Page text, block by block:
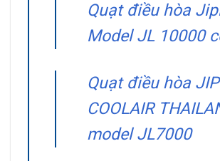
Quạt điều hòa
Model JL 10000
Quạt điều hòa
COOLAIR
model JL7000